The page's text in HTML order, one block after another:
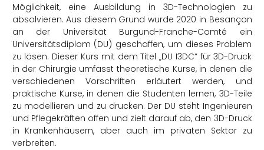
Möglichkeit, eine Ausbildung in 3D-Technologien zu
absolvieren. Aus diesem Grund wurde 2020 in Besançon
an der Universität Burgund-Franche-Comté ein
Universitätsdiplom (DU) geschaffen, um dieses Problem
zu lösen. Dieser Kurs mit dem Titel „DU I3DC“ für 3D-Druck
in der Chirurgie umfasst theoretische Kurse, in denen die
verschiedenen Vorschriften erläutert werden, und
praktische Kurse, in denen die Studenten lernen, 3D-Teile
zu modellieren und zu drucken. Der DU steht Ingenieuren
und Pflegekräften offen und zielt darauf ab, den 3D-Druck
in Krankenhäusern, aber auch im privaten Sektor zu
verbreiten.